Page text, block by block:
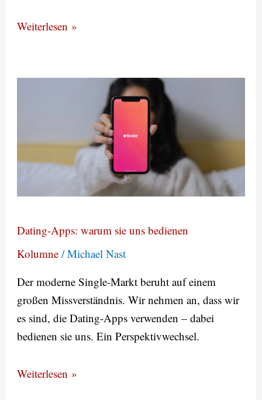
Weiterlesen »
Dating-Apps: warum sie uns bedienen
Kolumne /Michael Nast
Der moderne Single-Markt beruht auf einem
großen Missverständnis. Wir nehmen an, dass wir
es sind, die Dating-Apps verwenden – dabei
bedienen sie uns. Ein Perspektivwechsel.
sie
uns
Weiterlesen »